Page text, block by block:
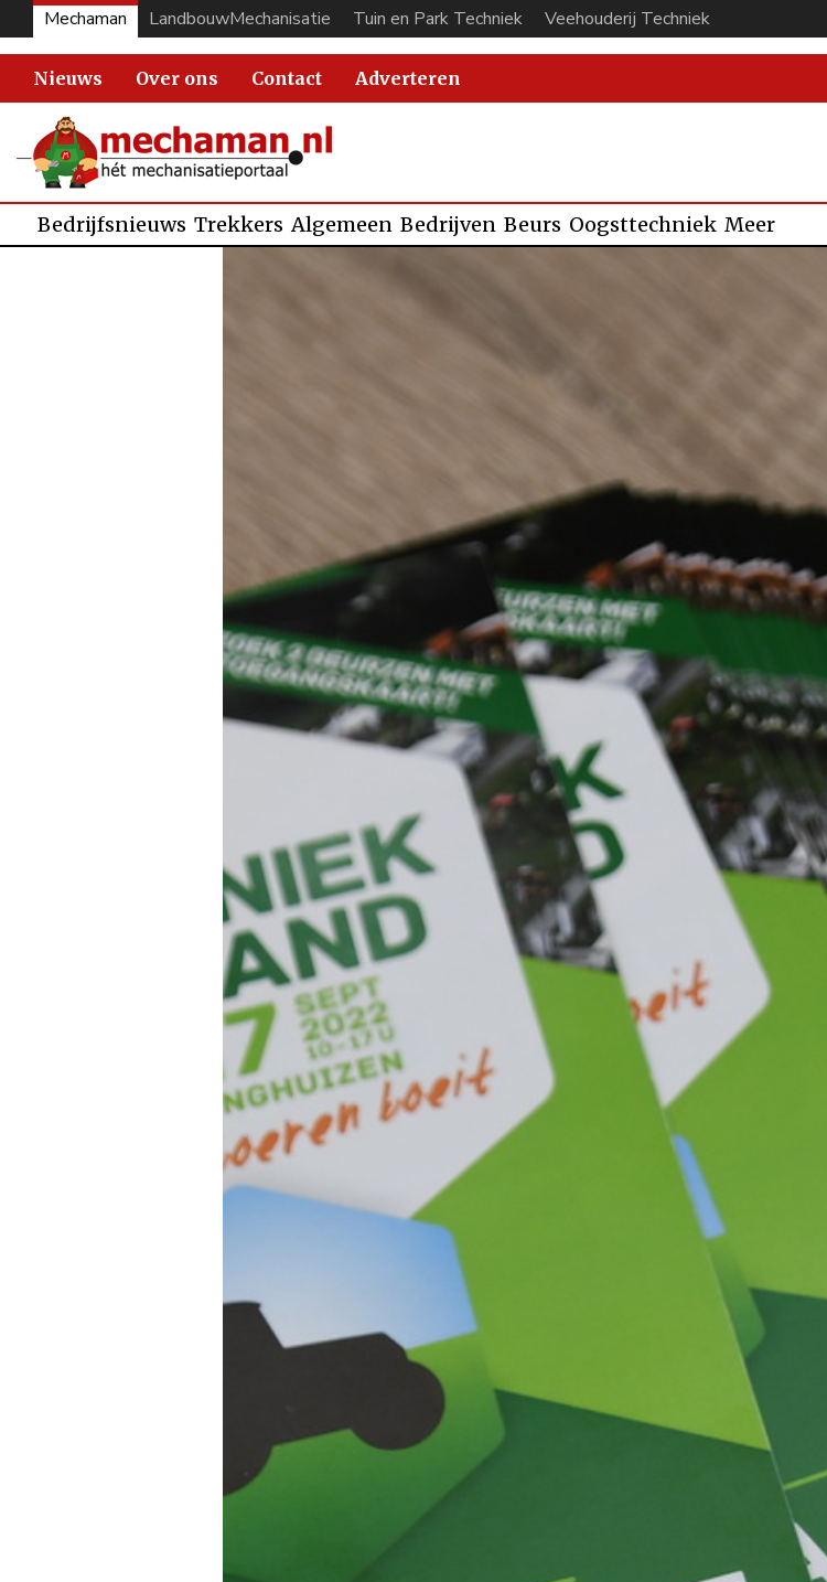
Mechaman LandbouwMechanisatie Tuin en Park Techniek Veehouderij Techniek
Nieuws Over ons Contact Adverteren
Bedrijfsnieuws Trekkers Algemeen Bedrijven Beurs Oogsttechniek Meer